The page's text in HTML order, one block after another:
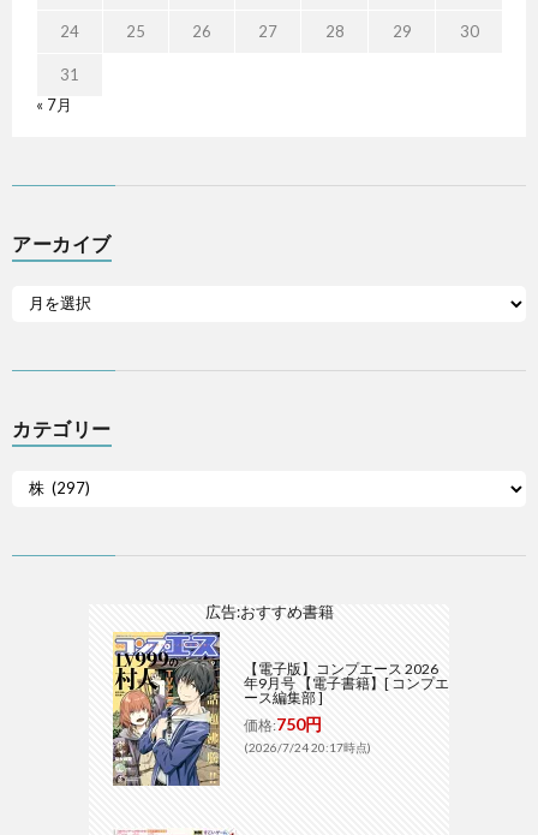
24 25 26 27 28 29 30
31
« 7月
アーカイブ
カテゴリー
広告:おすすめ書籍
【電子版】コンプエース 2026
年9月号 【電子書籍】[ コンプエ
ース編集部 ]
価格:750円
(2026/7/24 20:17時点)